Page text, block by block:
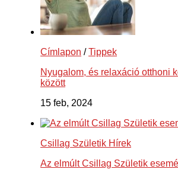
Címlapon /Tippek
Nyugalom, és relaxáció otthoni
között
15 feb, 2024
Csillag Születik Hírek
Az elmúlt Csillag Születik